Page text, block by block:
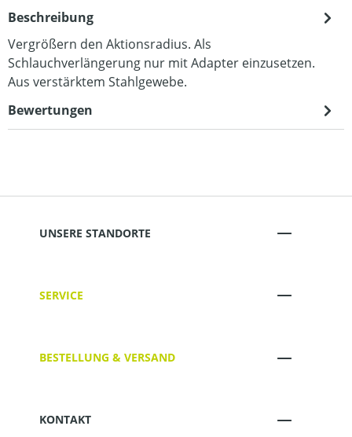
Beschreibung
Vergrößern den Aktionsradius. Als
Schlauchverlängerung nur mit Adapter einzusetzen.
Aus verstärktem Stahlgewebe.
Bewertungen
UNSERE STANDORTE
SERVICE
BESTELLUNG & VERSAND
KONTAKT